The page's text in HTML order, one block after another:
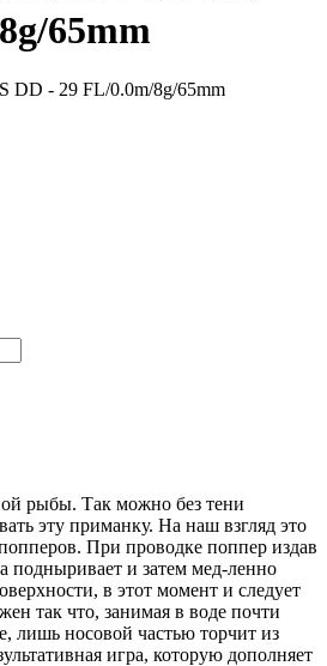
65mm
рыбы. Так можно без тени
эту приманку. На наш взгляд это
При проводке поппер издав
подныривает и затем мед-ленно
в этот момент и следует
так что, занимая в воде почти
лишь носовой частью торчит из
игра, которую дополняет